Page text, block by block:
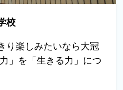
校
り楽しみたいなら大冠
」を「生きる力」につ